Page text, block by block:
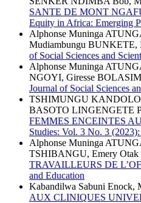
SANTE DE MONT
Equity in Africa: Emerging
Alphonse Muninga
Mudiambungu
of Social Sciences and
Alphonse Muninga
NGOYI, Giresse
Journal of Social Sciences
TSHIMUNGU KANDOLO
BASOTO LINGENGETE
FEMMES ENCEINTES
Studies: Vol. 3 No. 3
Alphonse Muninga
TSHIBANGU, Emery
TRAVAILLEURS DE
and Education
Kabandilwa Sabuni Enock,
AUX CLINIQUES